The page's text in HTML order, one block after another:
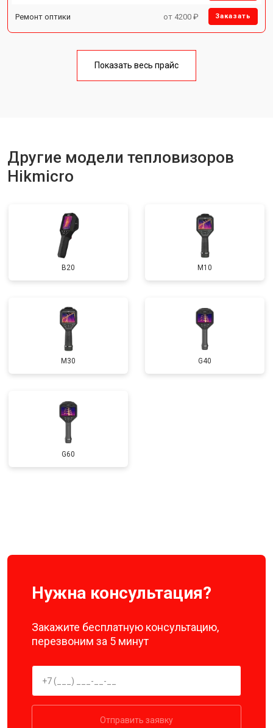
Ремонт оптики от 4200 ₽ Заказать
Показать весь прайс
Другие модели тепловизоров
Hikmicro
B20 M10
M30 G40
G60
Нужна консультация?
Закажите бесплатную консультацию,
перезвоним за 5 минут
Отправить заявку